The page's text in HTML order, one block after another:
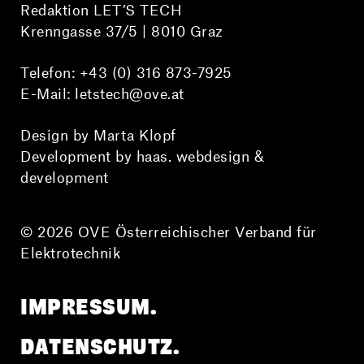
Redaktion LET’S TECH
Krenngasse 37/5 | 8010 Graz
Telefon: +43 (0) 316 873-7925
E-Mail: letstech@ove.at
Design by Marta Klopf
Development by haas. webdesign &
development
© 2026 OVE Österreichischer Verband für
Elektrotechnik
IMPRESSUM.
DATENSCHUTZ.